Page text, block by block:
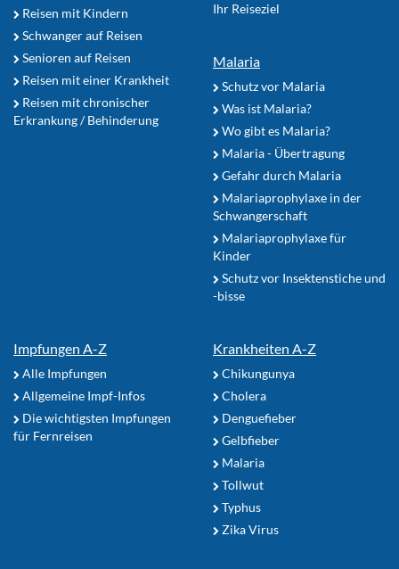
Reisen mit Kindern
Schwanger auf Reisen
Senioren auf Reisen
Reisen mit einer Krankheit
Reisen mit chronischer
Erkrankung / Behinderung
Ihr Reiseziel
Malaria
Schutz vor Malaria
Was ist Malaria?
Wo gibt es Malaria?
Malaria - Übertragung
Gefahr durch Malaria
Malariaprophylaxe in der
Schwangerschaft
Malariaprophylaxe für
Kinder
Schutz vor Insektenstiche und
-bisse
Impfungen A-Z
Alle Impfungen
Allgemeine Impf-Infos
Die wichtigsten Impfungen
für Fernreisen
Krankheiten A-Z
Chikungunya
Cholera
Denguefieber
Gelbfieber
Malaria
Tollwut
Typhus
Zika Virus